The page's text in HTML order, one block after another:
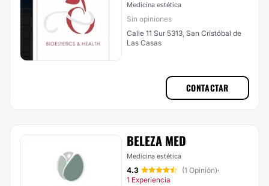
Medicina estética
Sin opiniones
Calle 11 Sur 5313, San Cristóbal de
Las Casas
CONTACTAR
BELEZA MED
Medicina estética
4.3 (1 Opinión)·
1 Experiencia